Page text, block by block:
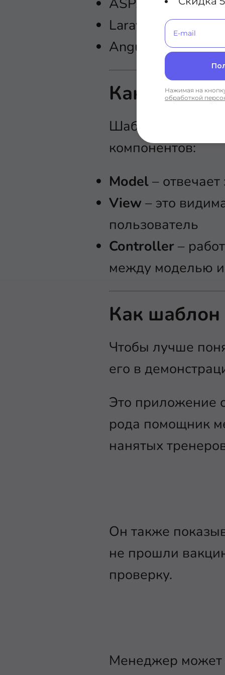
Нажимая на
обработкой
ASP.NET MVC
Laravel
Angular
Какие три
Шаблон
компонентов:
Model–
View – это
пользователь
Controller–
между моделью
Как шаблон
Чтобы лучше
его в
Это приложение
рода помощник
нанятых
Он также
не прошли
проверку.
Менеджер может